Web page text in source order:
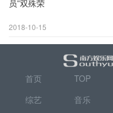
员”双殊荣
2018-10-15
首页 TOP
综艺
音乐